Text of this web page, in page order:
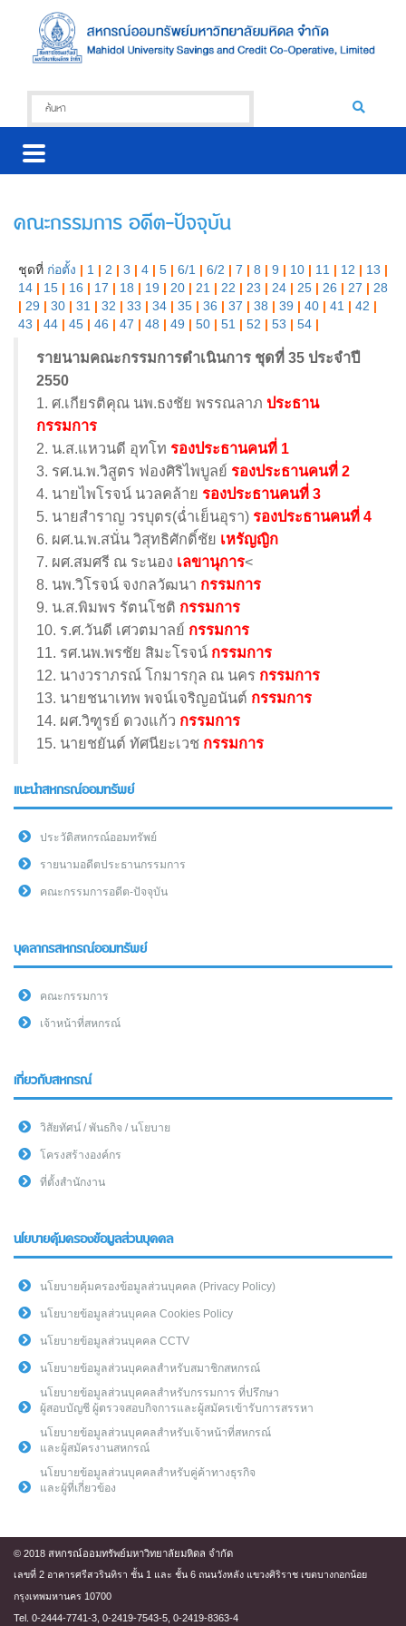
คณะกรรมการ อดีต-ปัจจุบัน
ชุดที่ ก่อตั้ง | 1 | 2 | 3 | 4 | 5 | 6/1 | 6/2 | 7 | 8 | 9 | 10 | 11 | 12 | 13 |
14 | 15 | 16 | 17 | 18 | 19 | 20 | 21 | 22 | 23 | 24 | 25 | 26 | 27 | 28
| 29 | 30 | 31 | 32 | 33 | 34 | 35 | 36 | 37 | 38 | 39 | 40 | 41 | 42 |
43 | 44 | 45 | 46 | 47 | 48 | 49 | 50 | 51 | 52 | 53 | 54 |
รายนามคณะกรรมการดำเนินการ ชุดที่ 35 ประจำปี
2550
1. ศ.เกียรติคุณ นพ.ธงชัย พรรณลาภ ประธาน
กรรมการ
2. น.ส.แหวนดี อุทโท รองประธานคนที่ 1
3. รศ.น.พ.วิสูตร ฟองศิริไพบูลย์ รองประธานคนที่ 2
4. นายไพโรจน์ นวลคล้าย รองประธานคนที่ 3
5. นายสำราญ วรบุตร(ฉ่ำเย็นอุรา) รองประธานคนที่ 4
6. ผศ.น.พ.สนั่น วิสุทธิศักดิ์ชัย เหรัญญิก
7. ผศ.สมศรี ณ ระนอง เลขานุการ<
8. นพ.วิโรจน์ จงกลวัฒนา กรรมการ
9. น.ส.พิมพร รัตนโชติ กรรมการ
10. ร.ศ.วันดี เศวตมาลย์ กรรมการ
11. รศ.นพ.พรชัย สิมะโรจน์ กรรมการ
12. นางวราภรณ์ โกมารกุล ณ นคร กรรมการ
13. นายชนาเทพ พจน์เจริญอนันต์ กรรมการ
14. ผศ.วิฑูรย์ ดวงแก้ว กรรมการ
15. นายชยันต์ ทัศนียะเวช กรรมการ
แนะนำสหกรณ์ออมทรัพย์
ประวัติสหกรณ์ออมทรัพย์
รายนามอดีตประธานกรรมการ
คณะกรรมการอดีต-ปัจจุบัน
บุคลากรสหกรณ์ออมทรัพย์
คณะกรรมการ
เจ้าหน้าที่สหกรณ์
เกี่ยวกับสหกรณ์
วิสัยทัศน์ / พันธกิจ / นโยบาย
โครงสร้างองค์กร
ที่ตั้งสำนักงาน
นโยบายคุ้มครองข้อมูลส่วนบุคคล
นโยบายคุ้มครองข้อมูลส่วนบุคคล (Privacy Policy)
นโยบายข้อมูลส่วนบุคคล Cookies Policy
นโยบายข้อมูลส่วนบุคคล CCTV
นโยบายข้อมูลส่วนบุคคลสำหรับสมาชิกสหกรณ์
นโยบายข้อมูลส่วนบุคคลสำหรับกรรมการ ที่ปรึกษา
ผู้สอบบัญชี ผู้ตรวจสอบกิจการและผู้สมัครเข้ารับการสรรหา
นโยบายข้อมูลส่วนบุคคลสำหรับเจ้าหน้าที่สหกรณ์
และผู้สมัครงานสหกรณ์
นโยบายข้อมูลส่วนบุคคลสำหรับคู่ค้าทางธุรกิจ
และผู้ที่เกี่ยวข้อง
© 2018 สหกรณ์ออมทรัพย์มหาวิทยาลัยมหิดล จำกัด
เลขที่ 2 อาคารศรีสวรินทิรา ชั้น 1 และ ชั้น 6 ถนนวังหลัง แขวงศิริราช เขตบางกอกน้อย
กรุงเทพมหานคร 10700
Tel. 0-2444-7741-3, 0-2419-7543-5, 0-2419-8363-4